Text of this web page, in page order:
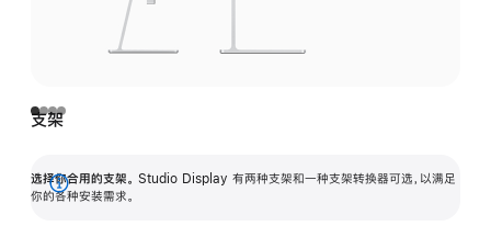
支架
选择你合用的支架。 Studio Display 有两种支架和一种支架转换器可选，以满足
你的各种安装需求。
展